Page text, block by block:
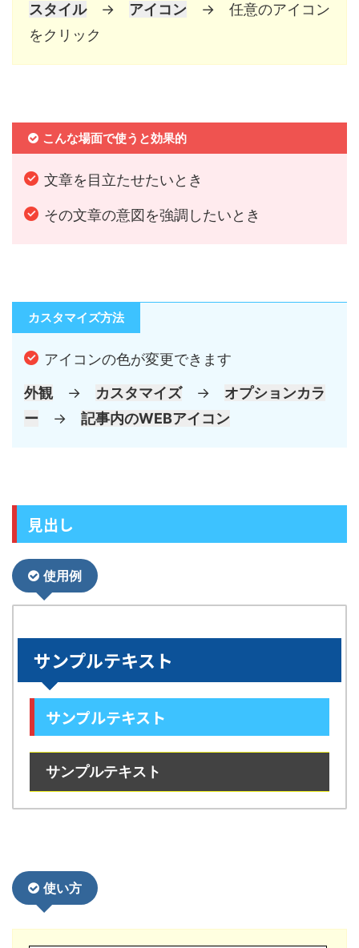
スタイル→ アイコン → 任意のアイコン
をクリック
こんな場面で使うと効果的
文章を目立たせたいとき
その文章の意図を強調したいとき
カスタマイズ方法
アイコンの色が変更できます
外観→ カスタマイズ→ オプションカラ
ー → 記事内のWEBアイコン
見出し
使用例
サンプルテキスト
サンプルテキスト
サンプルテキスト
使い方